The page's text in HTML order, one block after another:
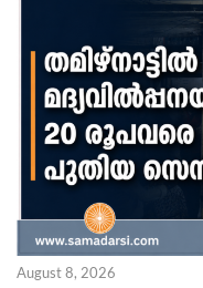
August 8, 2026